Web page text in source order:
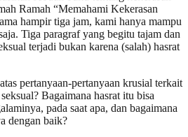
Ramah “Memahami Kekerasan
hampir tiga jam, kami hanya mampu
Tiga paragraf yang begitu tajam dan
terjadi bukan karena (salah) hasrat
pertanyaan-pertanyaan krusial terkait
Bagaimana hasrat itu bisa
pada saat apa, dan bagaimana
dengan baik?